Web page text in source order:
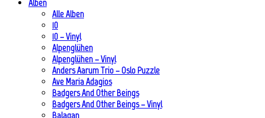
Alben
Alle Alben
10
10 – Vinyl
Alpenglühen
Alpenglühen – Vinyl
Anders Aarum Trio – Oslo Puzzle
Ave Maria Adagios
Badgers And Other Beings
Badgers And Other Beings – Vinyl
Balagan